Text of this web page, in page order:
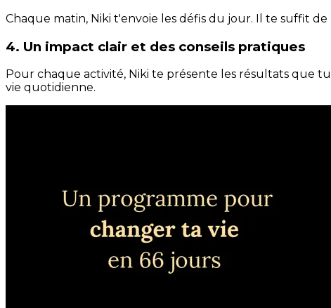
Chaque matin, Niki t'envoie les défis du jour. Il te suffit
4. Un impact clair et des conseils pratiques
Pour chaque activité, Niki te présente les résultats que
vie quotidienne.